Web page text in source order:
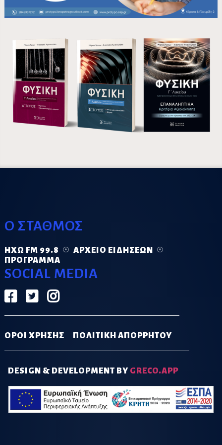
Ο ΣΤΑΘΜΟΣ
ΗΧΏ FM 99.8
ΑΡΧΕΊΟ ΕΙΔΉΣΕΩΝ
ΠΡΌΓΡΑΜΜΑ
SOCIAL MEDIA
ΟΡΟΙ ΧΡΗΣΗΣ ΠΟΛΙΤΙΚΗ ΑΠΟΡΡΗΤΟΥ
DESIGN & DEVELOPMENT BY GRECO.APP